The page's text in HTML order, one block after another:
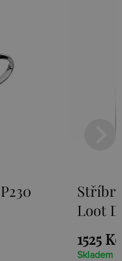
Loot
1525 Kč
Skladem